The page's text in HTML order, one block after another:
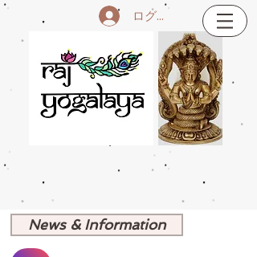
ログイン
News & Information